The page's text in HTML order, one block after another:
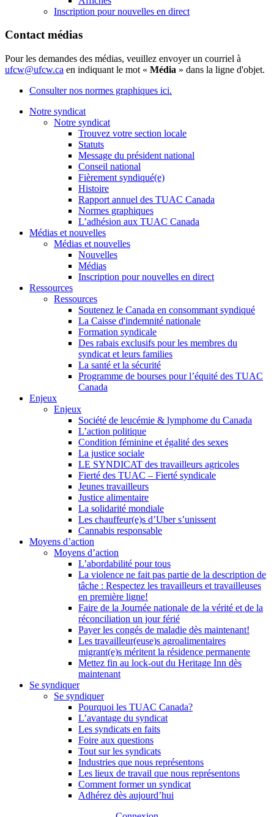
Inscription pour nouvelles en direct
Contact médias
Pour les demandes des médias, veuillez envoyer un courriel à
ufcw@ufcw.ca en indiquant le mot « Média » dans la ligne d'objet.
Consulter nos normes graphiques ici.
Notre syndicat
Notre syndicat
Trouvez votre section locale
Statuts
Message du président national
Conseil national
Fièrement syndiqué(e)
Histoire
Rapport annuel des TUAC Canada
Normes graphiques
L’adhésion aux TUAC Canada
Médias et nouvelles
Médias et nouvelles
Nouvelles
Médias
Inscription pour nouvelles en direct
Ressources
Ressources
Soutenez le Canada en consommant syndiqué
La Caisse d'indemnité nationale
Formation syndicale
Des rabais exclusifs pour les membres du
syndicat et leurs families
La santé et la sécurité
Programme de bourses pour l’équité des TUAC
Canada
Enjeux
Enjeux
Société de leucémie & lymphome du Canada
L’action politique
Condition féminine et égalité des sexes
La justice sociale
LE SYNDICAT des travailleurs agricoles
Fierté des TUAC – Fierté syndicale
Jeunes travailleurs
Justice alimentaire
La solidarité mondiale
Les chauffeur(e)s d’Uber s’unissent
Cannabis responsable
Moyens d’action
Moyens d’action
L’abordabilité pour tous
La violence ne fait pas partie de la description de
tâche : Respectez les travailleurs et travailleuses
en première ligne!
Faire de la Journée nationale de la vérité et de la
réconciliation un jour férié
Payer les congés de maladie dès maintenant!
Les travailleur(euse)s agroalimentaires
migrant(e)s méritent la résidence permanente
Mettez fin au lock-out du Heritage Inn dès
maintenant
Se syndiquer
Se syndiquer
Pourquoi les TUAC Canada?
L’avantage du syndicat
Les syndicats en faits
Foire aux questions
Tout sur les syndicats
Industries que nous représentons
Les lieux de travail que nous représentons
Comment former un syndicat
Adhérez dès aujourd’hui